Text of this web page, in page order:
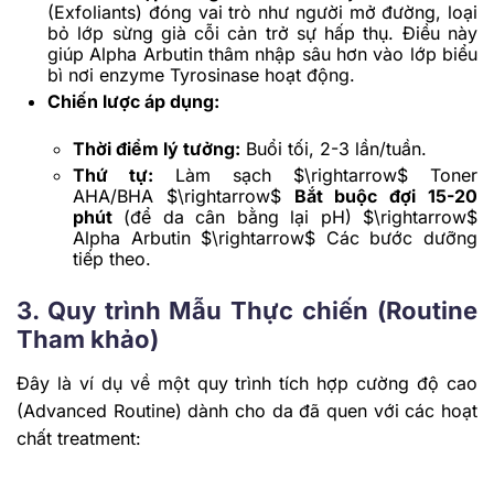
(Exfoliants) đóng vai trò như người mở đường, loại
bỏ lớp sừng già cỗi cản trở sự hấp thụ. Điều này
giúp Alpha Arbutin thâm nhập sâu hơn vào lớp biểu
bì nơi enzyme Tyrosinase hoạt động.
Chiến lược áp dụng:
Thời điểm lý tưởng: Buổi tối, 2-3 lần/tuần.
Thứ tự: Làm sạch $\rightarrow$ Toner
AHA/BHA $\rightarrow$
Bắt buộc đợi 15-20
phút (để da cân bằng lại pH) $\rightarrow$
Alpha Arbutin $\rightarrow$ Các bước dưỡng
tiếp theo.
3. Quy trình Mẫu Thực chiến (Routine
Tham khảo)
Đây là ví dụ về một quy trình tích hợp cường độ cao
(Advanced Routine) dành cho da đã quen với các hoạt
chất treatment: